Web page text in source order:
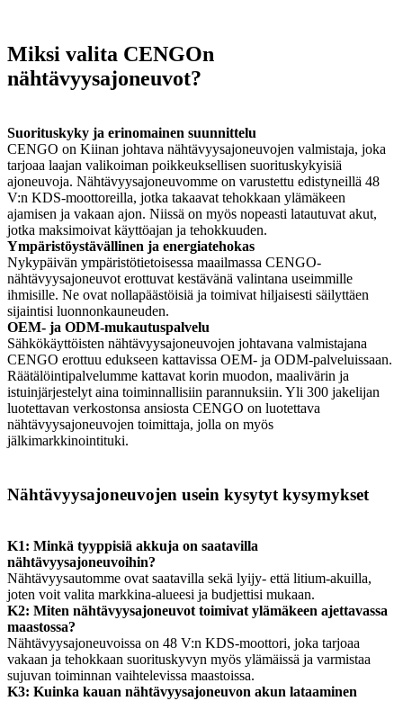
Miksi valita CENGOn
nähtävyysajoneuvot?
Suorituskyky ja erinomainen suunnittelu
CENGO on Kiinan johtava nähtävyysajoneuvojen valmistaja, joka
tarjoaa laajan valikoiman poikkeuksellisen suorituskykyisiä
ajoneuvoja. Nähtävyysajoneuvomme on varustettu edistyneillä 48
V:n KDS-moottoreilla, jotka takaavat tehokkaan ylämäkeen
ajamisen ja vakaan ajon. Niissä on myös nopeasti latautuvat akut,
jotka maksimoivat käyttöajan ja tehokkuuden.
Ympäristöystävällinen ja energiatehokas
Nykypäivän ympäristötietoisessa maailmassa CENGO-
nähtävyysajoneuvot erottuvat kestävänä valintana useimmille
ihmisille. Ne ovat nollapäästöisiä ja toimivat hiljaisesti säilyttäen
sijaintisi luonnonkauneuden.
OEM- ja ODM-mukautuspalvelu
Sähkökäyttöisten nähtävyysajoneuvojen johtavana valmistajana
CENGO erottuu edukseen kattavissa OEM- ja ODM-palveluissaan.
Räätälöintipalvelumme kattavat korin muodon, maalivärin ja
istuinjärjestelyt aina toiminnallisiin parannuksiin. Yli 300 jakelijan
luotettavan verkostonsa ansiosta CENGO on luotettava
nähtävyysajoneuvojen toimittaja, jolla on myös
jälkimarkkinointituki.
Nähtävyysajoneuvojen usein kysytyt kysymykset
K1: Minkä tyyppisiä akkuja on saatavilla
nähtävyysajoneuvoihin?
Nähtävyysautomme ovat saatavilla sekä lyijy- että litium-akuilla,
joten voit valita markkina-alueesi ja budjettisi mukaan.
K2: Miten nähtävyysajoneuvot toimivat ylämäkeen ajettavassa
maastossa?
Nähtävyysajoneuvoissa on 48 V:n KDS-moottori, joka tarjoaa
vakaan ja tehokkaan suorituskyvyn myös ylämäissä ja varmistaa
sujuvan toiminnan vaihtelevissa maastoissa.
K3: Kuinka kauan nähtävyysajoneuvon akun lataaminen